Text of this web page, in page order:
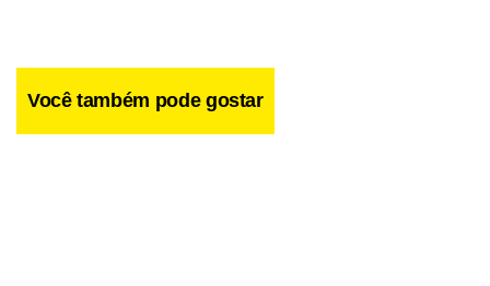
Você também pode gostar